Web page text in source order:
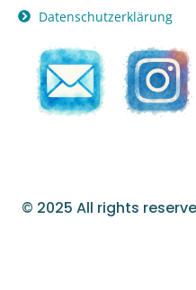
Datenschutzerklärung
© 2025 All rights